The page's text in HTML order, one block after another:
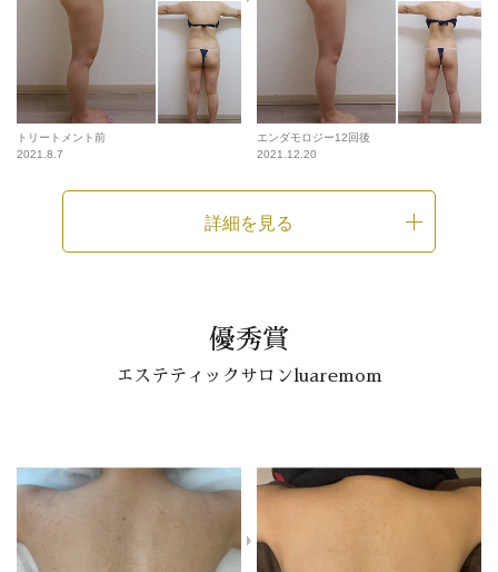
トリートメント前
2021.8.7
エンダモロジー12回後
2021.12.20
詳細を見る
優秀賞
エステティックサロンluaremom